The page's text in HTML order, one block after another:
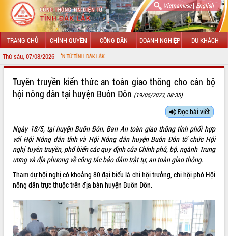
Vietnamese| English
TRANG CHỦ CHÍNH QUYỀN CÔNG DÂN DOANH NGHIỆP DU KHÁCH
Thứ sáu, 07/08/2026
TIN ĐIỆN TỬ TỈNH ĐẮK LẮK
LÃNH ĐẠO UBND TỈNH
SỞ, BAN, NGÀNH
UBND CÁC XÃ, PHƯỜNG
THÔNG TIN CHỈ ĐẠO ĐIỀU HÀNH
HỆ THỐNG VĂN BẢN
VĂN BẢN HĐND TỈNH
Tuyên truyền kiến thức an toàn giao thông cho cán bộ
hội nông dân tại huyện Buôn Đôn (19/05/2023, 08:35)
Đọc bài viết
Ngày 18/5, tại huyện Buôn Đôn, Ban An toàn giao thông tỉnh phối hợp
với Hội Nông dân tỉnh và Hội Nông dân huyện Buôn Đôn tổ chức Hội
nghị tuyên truyền, phổ biến các quy định của Chính phủ, bộ, ngành Trung
ương và địa phương về công tác bảo đảm trật tự, an toàn giao thông.
Tham dự hội nghị có khoảng 80 đại biểu là chi hội trưởng, chi hội phó Hội
nông dân trực thuộc trên địa bàn huyện Buôn Đôn.